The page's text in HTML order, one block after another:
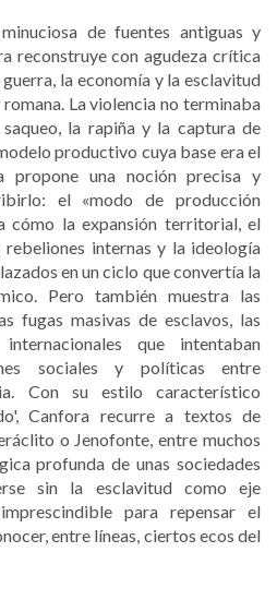
de fuentes antiguas y
reconstruye con agudeza crítica
la economía y la esclavitud
La violencia no terminaba
la rapiña y la captura de
productivo cuya base era el
propone una noción precisa y
el «modo de producción
cómo la expansión territorial, el
internas y la ideología
en un ciclo que convertía la
Pero también muestra las
fugas masivas de esclavos, las
que intentaban
sociales y políticas entre
Con su estilo característico
Canfora recurre a textos de
o Jenofonte, entre muchos
profunda de unas sociedades
sin la esclavitud como eje
para repensar el
entre líneas, ciertos ecos del